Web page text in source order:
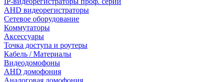
AHD видеорегистраторы
Сетевое оборудование
Коммутаторы
Аксессуары
Точка доступа и роутеры
Кабель / Материалы
Видеодомофоны
AHD домофония
Аналоговая домофония